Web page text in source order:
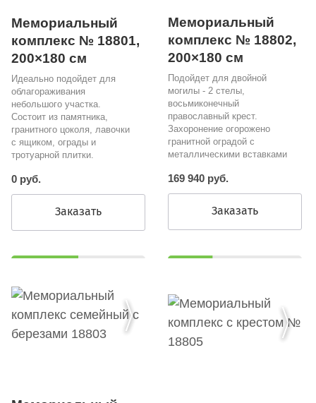
Мемориальный
комплекс № 18801,
200×180 см
Идеально подойдет для
облагораживания
небольшого участка.
Состоит из памятника,
гранитного цоколя, лавочки
с ящиком, ограды и
тротуарной плитки.
0 руб.
Заказать
Мемориальный
комплекс № 18802,
200×180 см
Подойдет для двойной
могилы - 2 стелы,
восьмиконечный
православный крест.
Захоронение огорожено
гранитной оградой с
металлическими вставками
169 940 руб.
Заказать